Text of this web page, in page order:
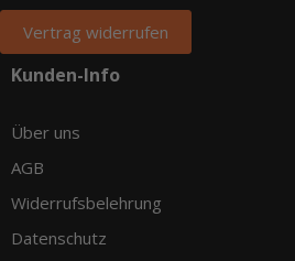
Vertrag widerrufen
Kunden-Info
Über uns
AGB
Widerrufsbelehrung
Datenschutz